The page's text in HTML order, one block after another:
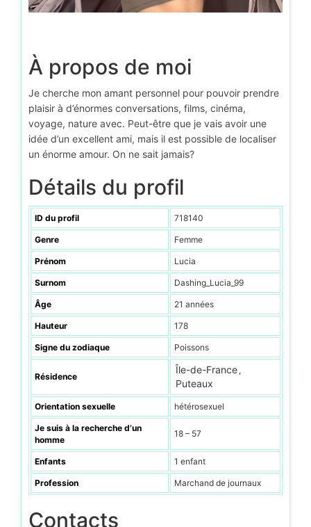
À propos de moi
Je cherche mon amant personnel pour pouvoir prendre
plaisir à d’énormes conversations, films, cinéma,
voyage, nature avec. Peut-être que je vais avoir une
idée d’un excellent ami, mais il est possible de localiser
un énorme amour. On ne sait jamais?
Détails du profil
ID du profil 718140
Genre Femme
Prénom Lucia
Surnom Dashing_Lucia_99
Âge 21 années
Hauteur 178
Signe du zodiaque Poissons
Résidence
Île-de-France ,
Puteaux
Orientation sexuelle hétérosexuel
Je suis à la recherche d’un
homme
18 – 57
Enfants 1 enfant
Profession Marchand de journaux
Contacts